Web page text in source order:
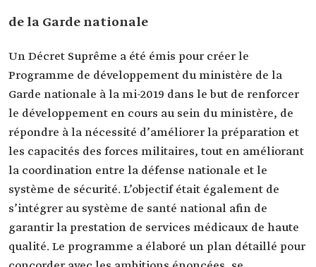
de la Garde nationale
Un Décret Suprême a été émis pour créer le
Programme de développement du ministère de la
Garde nationale à la mi-2019 dans le but de renforcer
le développement en cours au sein du ministère, de
répondre à la nécessité d’améliorer la préparation et
les capacités des forces militaires, tout en améliorant
la coordination entre la défense nationale et le
système de sécurité. L’objectif était également de
s’intégrer au système de santé national afin de
garantir la prestation de services médicaux de haute
qualité. Le programme a élaboré un plan détaillé pour